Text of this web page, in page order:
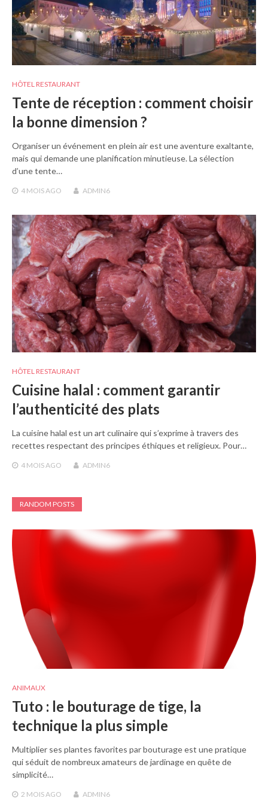
HÔTEL RESTAURANT
Tente de réception : comment choisir
la bonne dimension ?
Organiser un événement en plein air est une aventure exaltante,
mais qui demande une planification minutieuse. La sélection
d’une tente…
4 MOIS AGO ADMIN6
HÔTEL RESTAURANT
Cuisine halal : comment garantir
l’authenticité des plats
La cuisine halal est un art culinaire qui s’exprime à travers des
recettes respectant des principes éthiques et religieux. Pour…
4 MOIS AGO ADMIN6
RANDOM POSTS
ANIMAUX
Tuto : le bouturage de tige, la
technique la plus simple
Multiplier ses plantes favorites par bouturage est une pratique
qui séduit de nombreux amateurs de jardinage en quête de
simplicité…
2 MOISAGO ADMIN6